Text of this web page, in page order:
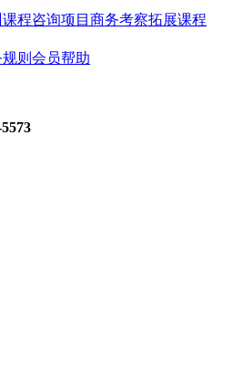
程咨询项目 商务考察拓展课程
则 会员帮助